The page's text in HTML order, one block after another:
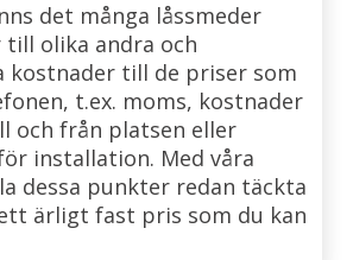
det många låssmeder
till olika andra och
kostnader till de priser som
t.ex. moms, kostnader
och från platsen eller
installation. Med våra
dessa punkter redan täckta
ärligt fast pris som du kan